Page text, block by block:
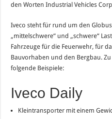
den Worten Industrial Vehicles
Iveco steht für rund um den
„mittelschwere“ und „schwere“
Fahrzeuge für die Feuerwehr, für
Bauvorhaben und den Bergbau.
folgende Beispiele:
Iveco Daily
Kleintransporter mit einem